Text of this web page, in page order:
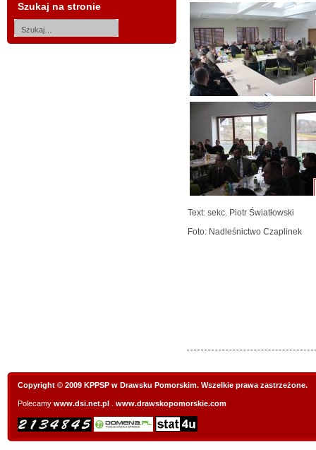
Szukaj na stronie
Text: sekc. Piotr Światłowski
Foto: Nadleśnictwo Czaplinek
Copyright © 2009 KPPSP w Drawsku Pomorskim. Wszelkie prawa zastrzeżone.
Polecamy www.dsi.net.pl www.drawskopomorskie.com